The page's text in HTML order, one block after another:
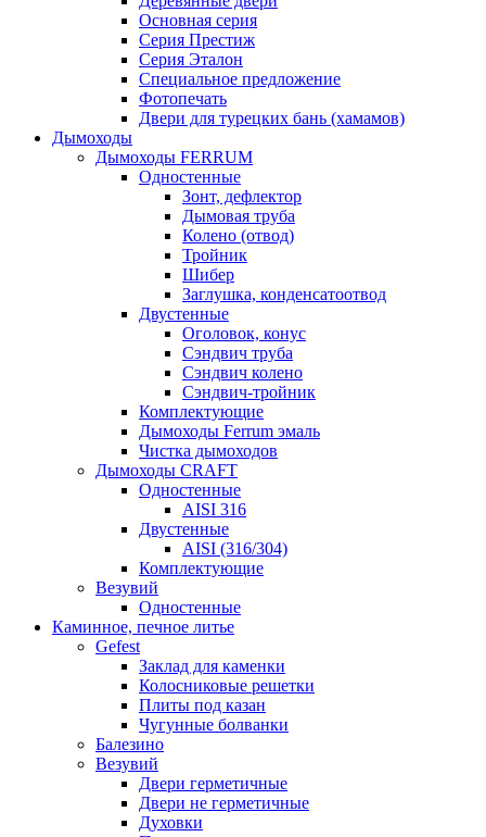
Основная серия
Серия Престиж
Серия Эталон
Специальное предложение
Фотопечать
Двери для турецких бань (хамамов)
Дымоходы
Дымоходы FERRUM
Одностенные
Зонт, дефлектор
Дымовая труба
Колено (отвод)
Тройник
Шибер
Заглушка, конденсатоотвод
Двустенные
Оголовок, конус
Сэндвич труба
Сэндвич колено
Сэндвич-тройник
Комплектующие
Дымоходы Ferrum эмаль
Чистка дымоходов
Дымоходы CRAFT
Одностенные
AISI 316
Двустенные
AISI (316/304)
Комплектующие
Везувий
Одностенные
Каминное, печное литье
Gefest
Заклад для каменки
Колосниковые решетки
Плиты под казан
Чугунные болванки
Балезино
Везувий
Двери герметичные
Двери не герметичные
Духовки